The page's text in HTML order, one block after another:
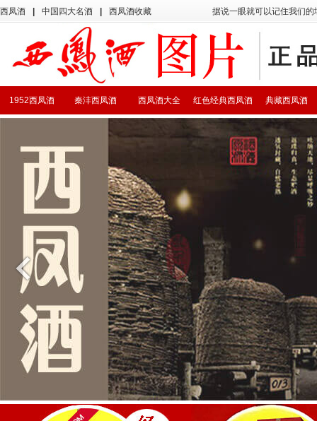
西凤酒 中国四大名酒 西凤酒收藏 据说一眼就可以记住我们
典藏西凤酒
红色经典西凤酒
西凤酒大全
秦沣西凤酒
1952西凤酒